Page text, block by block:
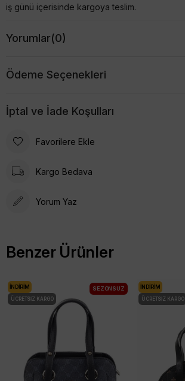
iş günü içerisinde kargoya teslim.
Yorumlar(0)
Ödeme Seçenekleri
İptal ve İade Koşulları
Favorilere Ekle
Kargo Bedava
Yorum Yaz
Benzer Ürünler
İNDIRIM
ÜCRETSIZ KARGO
SEZONSUZ İNDIRIM
ÜCRETSIZ KARGO